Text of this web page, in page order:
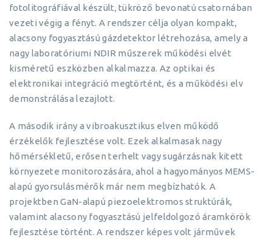
fotolitográfiával készült, tükröző bevonatú csatornában
vezeti végig a fényt. A rendszer célja olyan kompakt,
alacsony fogyasztású gázdetektor létrehozása, amely a
nagy laboratóriumi NDIR műszerek működési elvét
kisméretű eszközben alkalmazza. Az optikai és
elektronikai integráció megtörtént, és a működési elv
demonstrálása lezajlott.
A második irány a vibroakusztikus elven működő
érzékelők fejlesztése volt. Ezek alkalmasak nagy
hőmérsékletű, erősen terhelt vagy sugárzásnak kitett
környezete monitorozására, ahol a hagyományos MEMS-
alapú gyorsulásmérők már nem megbízhatók. A
projektben GaN-alapú piezoelektromos struktúrák,
valamint alacsony fogyasztású jelfeldolgozó áramkörök
fejlesztése történt. A rendszer képes volt járművek